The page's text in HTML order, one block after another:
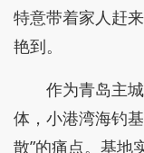
特意带着家人赶
艳到。
作为青岛主
体，小港湾海钓
散”的痛点。基地